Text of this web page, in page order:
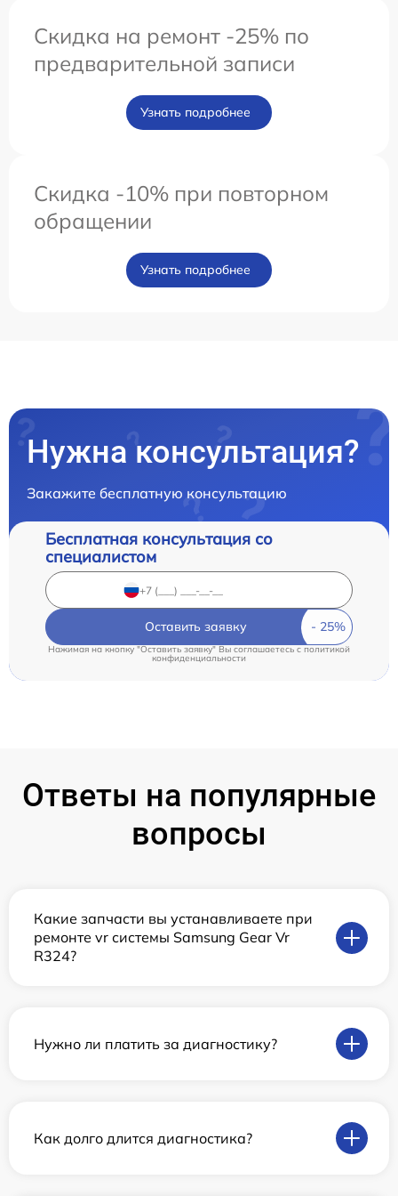
Скидка на ремонт -25% по
предварительной записи
Узнать подробнее
Скидка -10% при повторном
обращении
Узнать подробнее
Нужна консультация?
Закажите бесплатную консультацию
Бесплатная консультация со
специалистом
Оставить заявку
Нажимая на кнопку "Оставить заявку" Вы соглашаетесь c политикой
конфиденциальности
Ответы на популярные
вопросы
Какие запчасти вы устанавливаете при
ремонте vr системы Samsung Gear Vr
R324?
Нужно ли платить за диагностику?
Как долго длится диагностика?